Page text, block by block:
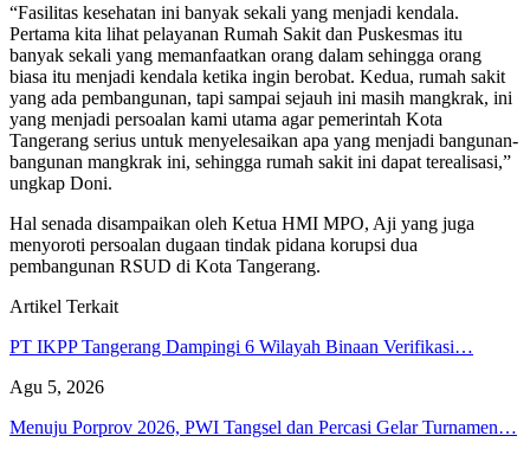
“Fasilitas kesehatan ini banyak sekali yang menjadi kendala.
Pertama kita lihat pelayanan Rumah Sakit dan Puskesmas itu
banyak sekali yang memanfaatkan orang dalam sehingga orang
biasa itu menjadi kendala ketika ingin berobat. Kedua, rumah sakit
yang ada pembangunan, tapi sampai sejauh ini masih mangkrak, ini
yang menjadi persoalan kami utama agar pemerintah Kota
Tangerang serius untuk menyelesaikan apa yang menjadi bangunan-
bangunan mangkrak ini, sehingga rumah sakit ini dapat terealisasi,”
ungkap Doni.
Hal senada disampaikan oleh Ketua HMI MPO, Aji yang juga
menyoroti persoalan dugaan tindak pidana korupsi dua
pembangunan RSUD di Kota Tangerang.
Artikel Terkait
PT IKPP Tangerang Dampingi 6 Wilayah Binaan Verifikasi…
Agu 5, 2026
Menuju Porprov 2026, PWI Tangsel dan Percasi Gelar Turnamen…